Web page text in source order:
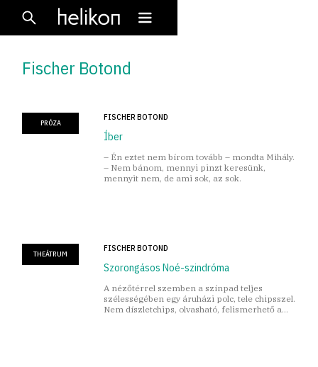
Fischer Botond
PRÓZA
FISCHER BOTOND
Íber
– Én eztet nem bírom tovább – mondta Mihály.
– Nem bánom, mennyi pinzt keresünk,
mennyit nem, de ami sok, az sok.
THEÁTRUM
FISCHER BOTOND
Szorongásos Noé-szindróma
A nézőtérrel szemben a színpad teljes
szélességében egy áruházi polc, tele chipsszel.
Nem díszletchips, olvasható, felismerhető a